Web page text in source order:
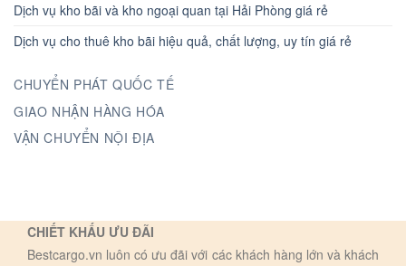
Dịch vụ kho bãi và kho ngoại quan tại Hải Phòng giá rẻ
Dịch vụ cho thuê kho bãi hiệu quả, chất lượng, uy tín giá rẻ
CHUYỂN PHÁT QUỐC TẾ
GIAO NHẬN HÀNG HÓA
VẬN CHUYỂN NỘI ĐỊA
CHIẾT KHẤU ƯU ĐÃI
Bestcargo.vn luôn có ưu đãi với các khách hàng lớn và khách